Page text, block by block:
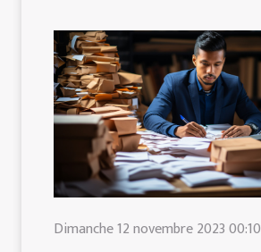
Dimanche 12 novembre 2023 00:10